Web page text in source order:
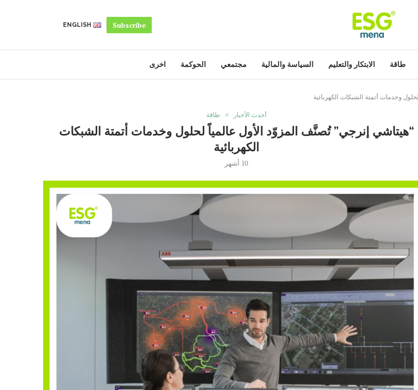
Subscribe
ENGLISH
طاقة الابتكار والتعليم السياسة والمالية مجتمعي الحوكمة اخرى
وخدمات أتمتة الشبكات الكهربائية
أحدث الأخبار
طاقة
“هيتاشي إنرجي” تُصنَّف المزوّد الأول عالمياً لحلول وخدمات أتمتة الشبكات
الكهربائية
10 أشهر